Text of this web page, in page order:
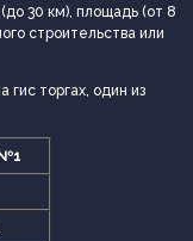
30 км), площадь (от 8
строительства или
гис торгах, один из